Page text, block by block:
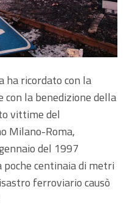
ha ricordato con la
con la benedizione della
vittime del
Milano-Roma,
del 1997
poche centinaia di metri
ferroviario causò